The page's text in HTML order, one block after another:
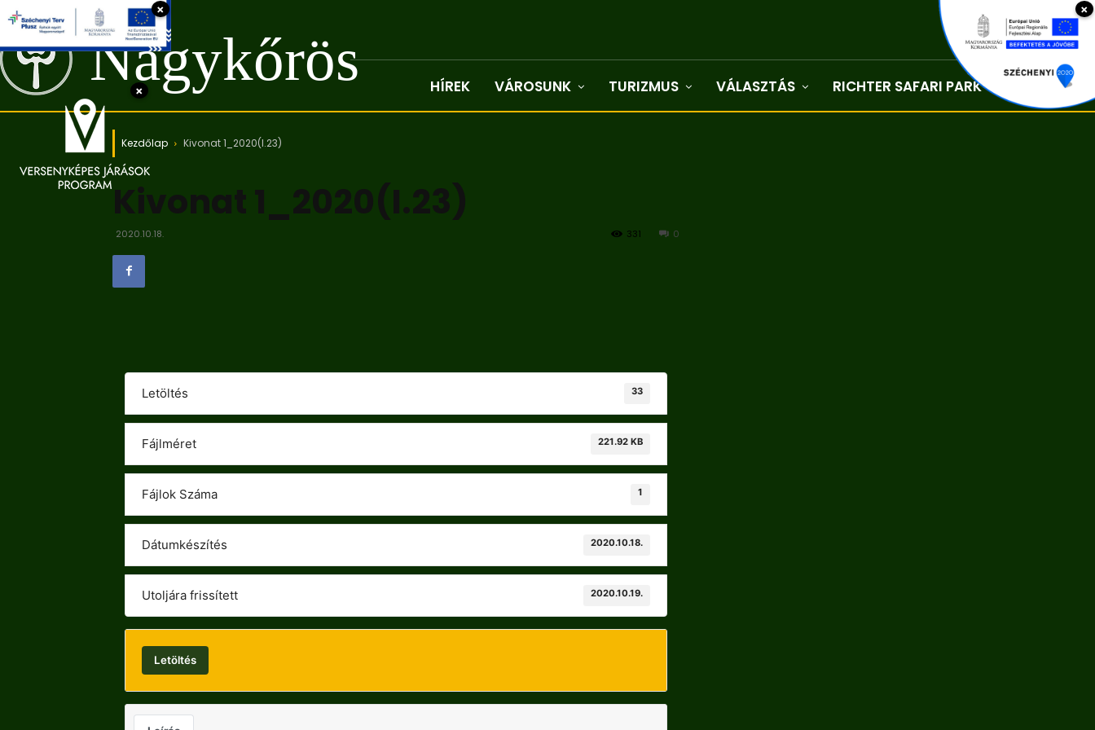
Nagykőrös HÍREK VÁROSUNK TURIZMUS VÁLASZTÁS RICHTER SAFARI PARK Kapcsolat
Kezdőlap Kivonat 1_2020(I.23)
Kivonat 1_2020(I.23)
2020.10.18. 0
331
Letöltés 33
Fájlméret 221.92 KB
Fájlok Száma 1
Dátumkészítés 2020.10.18.
Utoljára frissített 2020.10.19.
Letöltés
×
×
×